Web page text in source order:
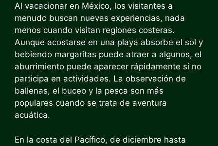
Al vacacionar en México, los visitantes a
menudo buscan nuevas experiencias, nada
menos cuando visitan regiones costeras.
Aunque acostarse en una playa absorbe el sol y
bebiendo margaritas puede atraer a algunos, el
aburrimiento puede aparecer rápidamente si no
participa en actividades. La observación de
ballenas, el buceo y la pesca son más
populares cuando se trata de aventura
acuática.
En la costa del Pacífico, de diciembre hasta